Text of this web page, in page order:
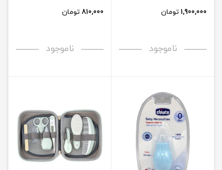
1,900,000 تومان
ناموجود
810,000 تومان
ناموجود